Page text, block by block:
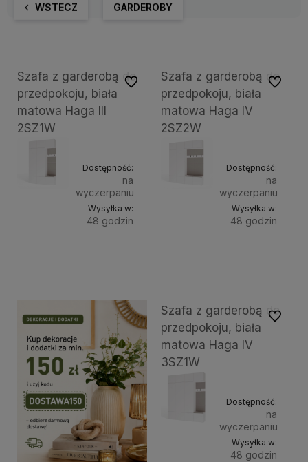
WSTECZ GARDEROBY
Szafa z garderobą do
przedpokoju, biała
matowa Haga III
2SZ1W
Dostępność:
na
wyczerpaniu
Wysyłka w:
48 godzin
Do ulubionychSzafa z garderobą do
przedpokoju, biała
matowa Haga IV
2SZ2W
Dostępność:
na
wyczerpaniu
Wysyłka w:
48 godzin
Do
Szafa z garderobą do
przedpokoju, biała
matowa Haga IV
3SZ1W
Dostępność:
na
wyczerpaniu
Wysyłka w:
48 godzin
Do